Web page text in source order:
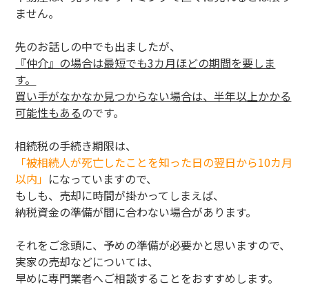
ません。
先のお話しの中でも出ましたが、
『仲介』の場合は最短でも3カ月ほどの期間を要しま
す。
買い手がなかなか見つからない場合は、半年以上かかる
可能性もあるのです。
相続税の手続き期限は、
「被相続人が死亡したことを知った日の翌日から10カ月
以内」 になっていますので、
もしも、売却に時間が掛かってしまえば、
納税資金の準備が間に合わない場合があります。
それをご念頭に、予めの準備が必要かと思いますので、
実家の売却などについては、
早めに専門業者へご相談することをおすすめします。